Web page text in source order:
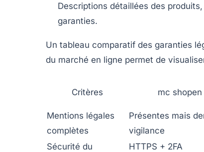
Descriptions détaillées des
garanties.
Un tableau comparatif des garanties
du marché en ligne permet de
Critères mc shopen
Mentions légales
complètes
Présentes mais
vigilance
Sécurité du
HTTPS + 2FA